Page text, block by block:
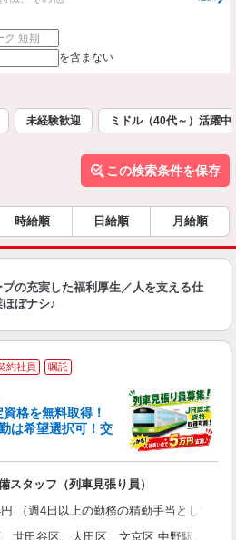
を含まない
未経験歓迎 ミドル（40代～）活躍中
この検索条件を保存
時給順 日給順 月給順
プの充実した福利厚生／人を支える仕
ぼナシ♪
約社員 嘱託
格を無料取得！
は希望選択可！交
スタッフ（列車見張り員）
（週4日以上の勤務の精勤手当として
世田谷区、大田区、文京区 中野駅、荻窪